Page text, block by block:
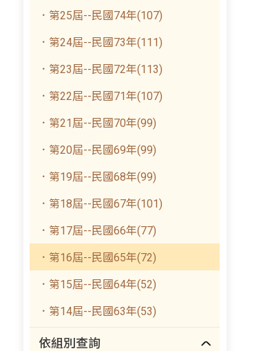
．第25屆--民國74年(107)
．第24屆--民國73年(111)
．第23屆--民國72年(113)
．第22屆--民國71年(107)
．第21屆--民國70年(99)
．第20屆--民國69年(99)
．第19屆--民國68年(99)
．第18屆--民國67年(101)
．第17屆--民國66年(77)
．第16屆--民國65年(72)
．第15屆--民國64年(52)
．第14屆--民國63年(53)
依組別查詢